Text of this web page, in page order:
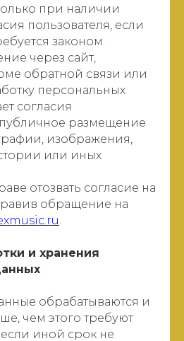
при наличии
пользователя, если
законом.
через сайт,
обратной связи или
персональных
согласия
публичное размещение
изображения,
или иных
отозвать согласие на
обращение на
.
и хранения
обрабатываются и
чем этого требуют
иной срок не